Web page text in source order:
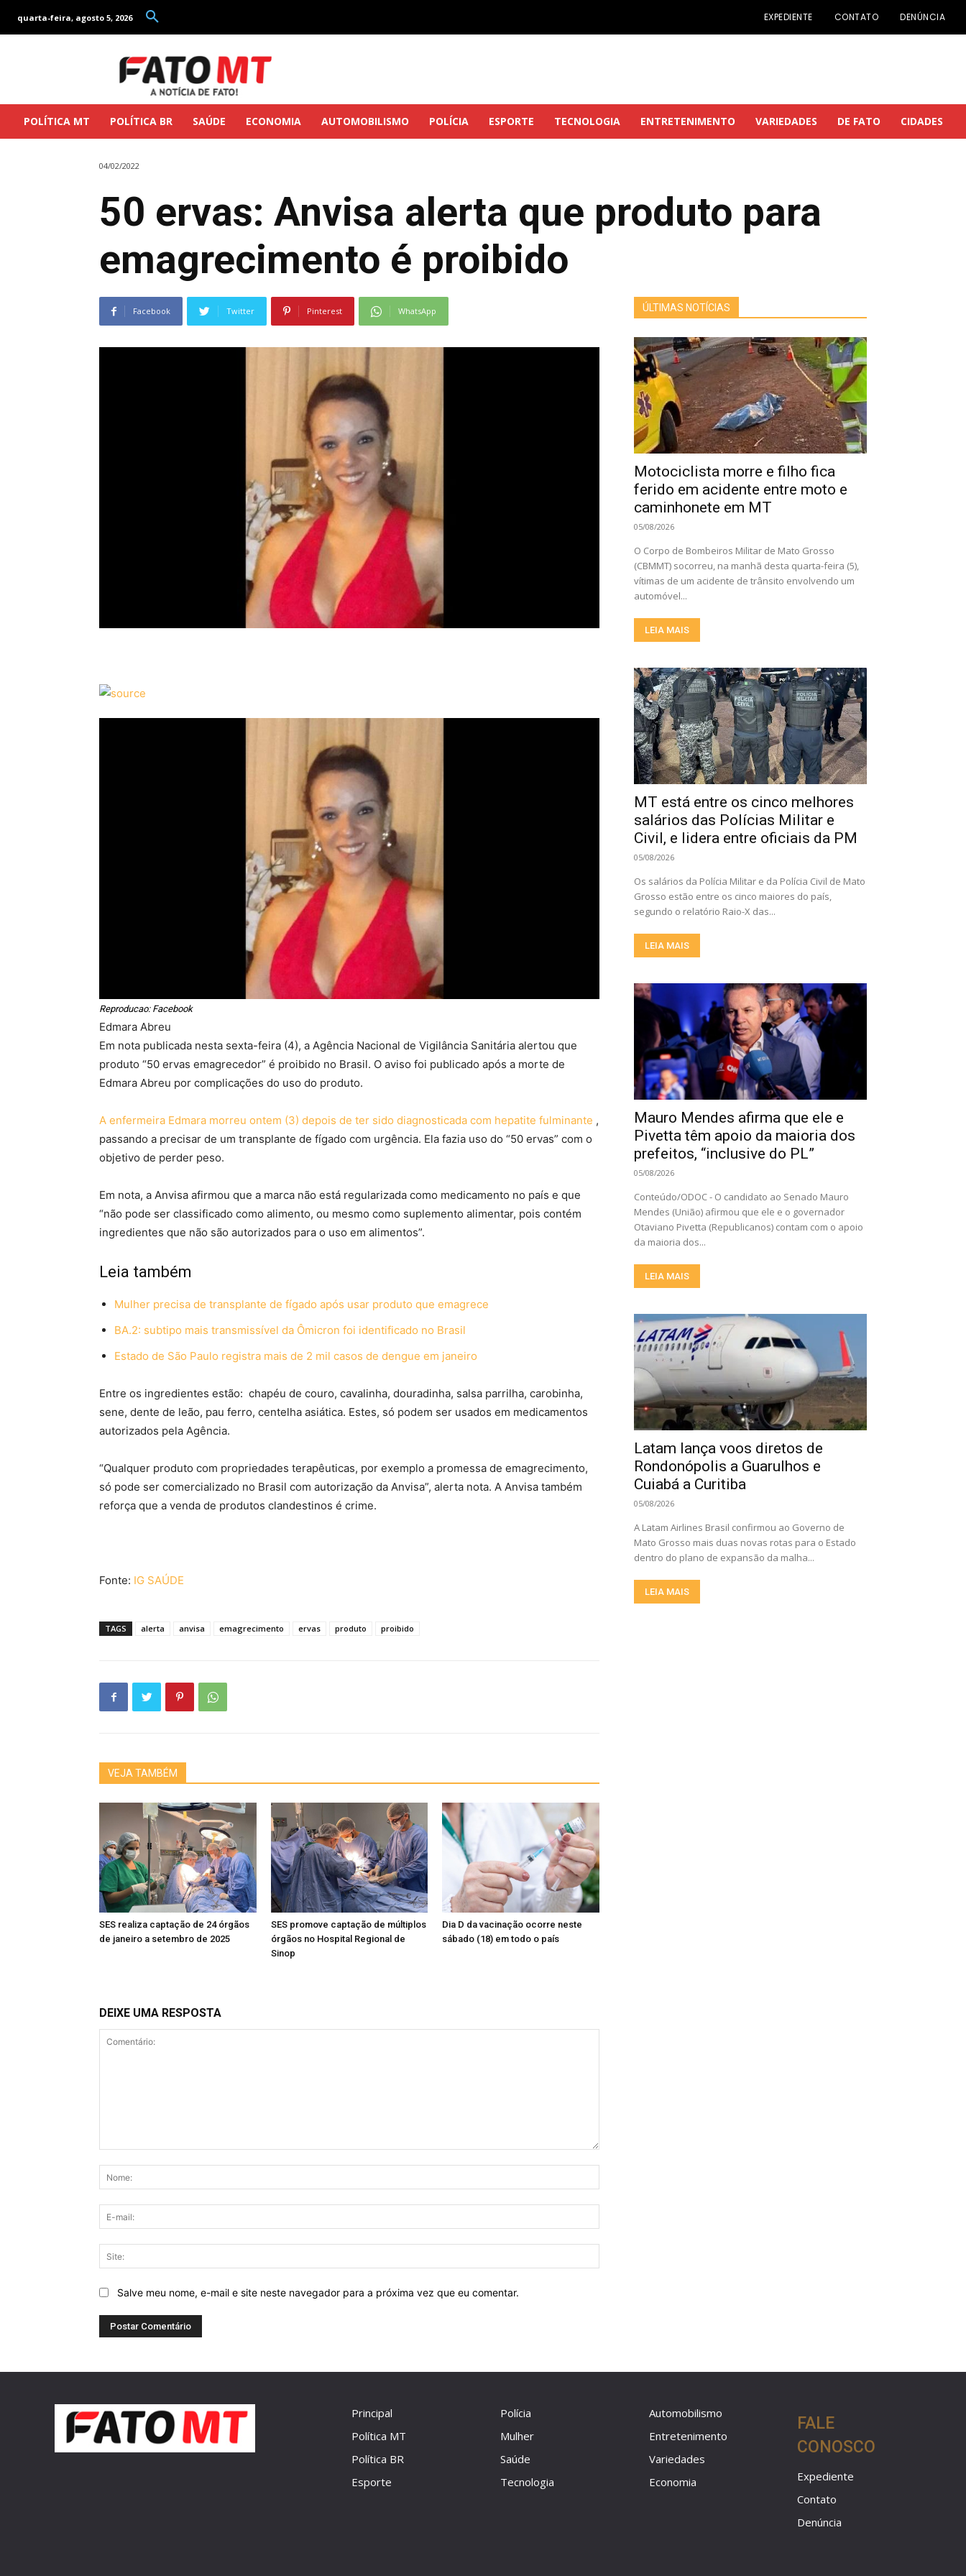
quarta-feira, agosto 5, 2026 EXPEDIENTE CONTATO DENÚNCIA
POLÍTICA MT POLÍTICA BR SAÚDE ECONOMIA AUTOMOBILISMO POLÍCIA ESPORTE TECNOLOGIA ENTRETENIMENTO VARIEDADES DE FATO CIDADES
04/02/2022
50 ervas: Anvisa alerta que produto para
emagrecimento é proibido
Facebook Twitter Pinterest WhatsApp
Reproducao: Facebook
Edmara Abreu
Em nota publicada nesta sexta-feira (4), a Agência Nacional de Vigilância Sanitária alertou que
produto “50 ervas emagrecedor” é proibido no Brasil. O aviso foi publicado após a morte de
Edmara Abreu por complicações do uso do produto.
A enfermeira Edmara morreu ontem (3) depois de ter sido diagnosticada com hepatite fulminante ,
passando a precisar de um transplante de fígado com urgência. Ela fazia uso do “50 ervas” com o
objetivo de perder peso.
Em nota, a Anvisa afirmou que a marca não está regularizada como medicamento no país e que
“não pode ser classificado como alimento, ou mesmo como suplemento alimentar, pois contém
ingredientes que não são autorizados para o uso em alimentos”.
Leia também
Mulher precisa de transplante de fígado após usar produto que emagrece
BA.2: subtipo mais transmissível da Ômicron foi identificado no Brasil
Estado de São Paulo registra mais de 2 mil casos de dengue em janeiro
Entre os ingredientes estão: chapéu de couro, cavalinha, douradinha, salsa parrilha, carobinha,
sene, dente de leão, pau ferro, centelha asiática. Estes, só podem ser usados em medicamentos
autorizados pela Agência.
“Qualquer produto com propriedades terapêuticas, por exemplo a promessa de emagrecimento,
só pode ser comercializado no Brasil com autorização da Anvisa”, alerta nota. A Anvisa também
reforça que a venda de produtos clandestinos é crime.
Fonte: IG SAÚDE
TAGS alerta anvisa emagrecimento ervas produto proibido
VEJA TAMBÉM
SES realiza captação de 24 órgãos
de janeiro a setembro de 2025
SES promove captação de múltiplos
órgãos no Hospital Regional de
Sinop
Dia D da vacinação ocorre neste
sábado (18) em todo o país
DEIXE UMA RESPOSTA
mail:
Salve meu nome, e-mail e site neste navegador para a próxima vez que eu comentar.
ÚLTIMAS NOTÍCIAS
Motociclista morre e filho fica
ferido em acidente entre moto e
caminhonete em MT
05/08/2026
O Corpo de Bombeiros Militar de Mato Grosso
(CBMMT) socorreu, na manhã desta quarta-feira (5),
vítimas de um acidente de trânsito envolvendo um
automóvel...
LEIA MAIS
MT está entre os cinco melhores
salários das Polícias Militar e
Civil, e lidera entre oficiais da PM
05/08/2026
Os salários da Polícia Militar e da Polícia Civil de Mato
Grosso estão entre os cinco maiores do país,
segundo o relatório Raio-X das...
LEIA MAIS
Mauro Mendes afirma que ele e
Pivetta têm apoio da maioria dos
prefeitos, “inclusive do PL”
05/08/2026
Conteúdo/ODOC - O candidato ao Senado Mauro
Mendes (União) afirmou que ele e o governador
Otaviano Pivetta (Republicanos) contam com o apoio
da maioria dos...
LEIA MAIS
Latam lança voos diretos de
Rondonópolis a Guarulhos e
Cuiabá a Curitiba
05/08/2026
A Latam Airlines Brasil confirmou ao Governo de
Mato Grosso mais duas novas rotas para o Estado
dentro do plano de expansão da malha...
LEIA MAIS
Principal
Política MT
Política BR
Esporte
Polícia
Mulher
Saúde
Tecnologia
Automobilismo
Entretenimento
Variedades
Economia
FALE
CONOSCO
Expediente
Contato
Denúncia